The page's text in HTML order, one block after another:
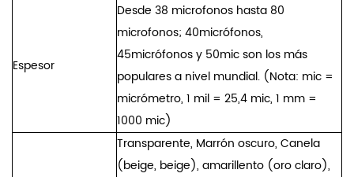
Espesor
Desde 38 microfonos hasta 80
microfonos; 40micrófonos,
45micrófonos y 50mic son los más
populares a nivel mundial. (Nota: mic =
micrómetro, 1 mil = 25,4 mic, 1 mm =
1000 mic)
Transparente, Marrón oscuro, Canela
(beige, beige), amarillento (oro claro),